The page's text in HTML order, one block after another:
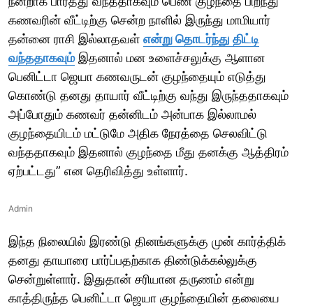
கணவரின் வீட்டிற்கு சென்ற நாளில் இருந்து மாமியார்
தன்னை ராசி இல்லாதவள் என்று தொடர்ந்து திட்டி
வந்ததாகவும்இதனால் மன உளைச்சலுக்கு ஆளான
பெனிட்டா ஜெயா கணவருடன் குழந்தையும் எடுத்து
கொண்டு தனது தாயார் வீட்டிற்கு வந்து இருந்ததாகவும்
அப்போதும் கணவர் தன்னிடம் அன்பாக இல்லாமல்
குழந்தையிடம் மட்டுமே அதிக நேரத்தை செலவிட்டு
வந்ததாகவும் இதனால் குழந்தை மீது தனக்கு ஆத்திரம்
ஏற்பட்டது” என தெரிவித்து உள்ளார்.
Admin
இந்த நிலையில் இரண்டு தினங்களுக்கு முன் கார்த்திக்
தனது தாயாரை பார்ப்பதற்காக திண்டுக்கல்லுக்கு
சென்றுள்ளார். இதுதான் சரியான தருணம் என்று
காத்திருந்த பெனிட்டா ஜெயா குழந்தையின் தலையை